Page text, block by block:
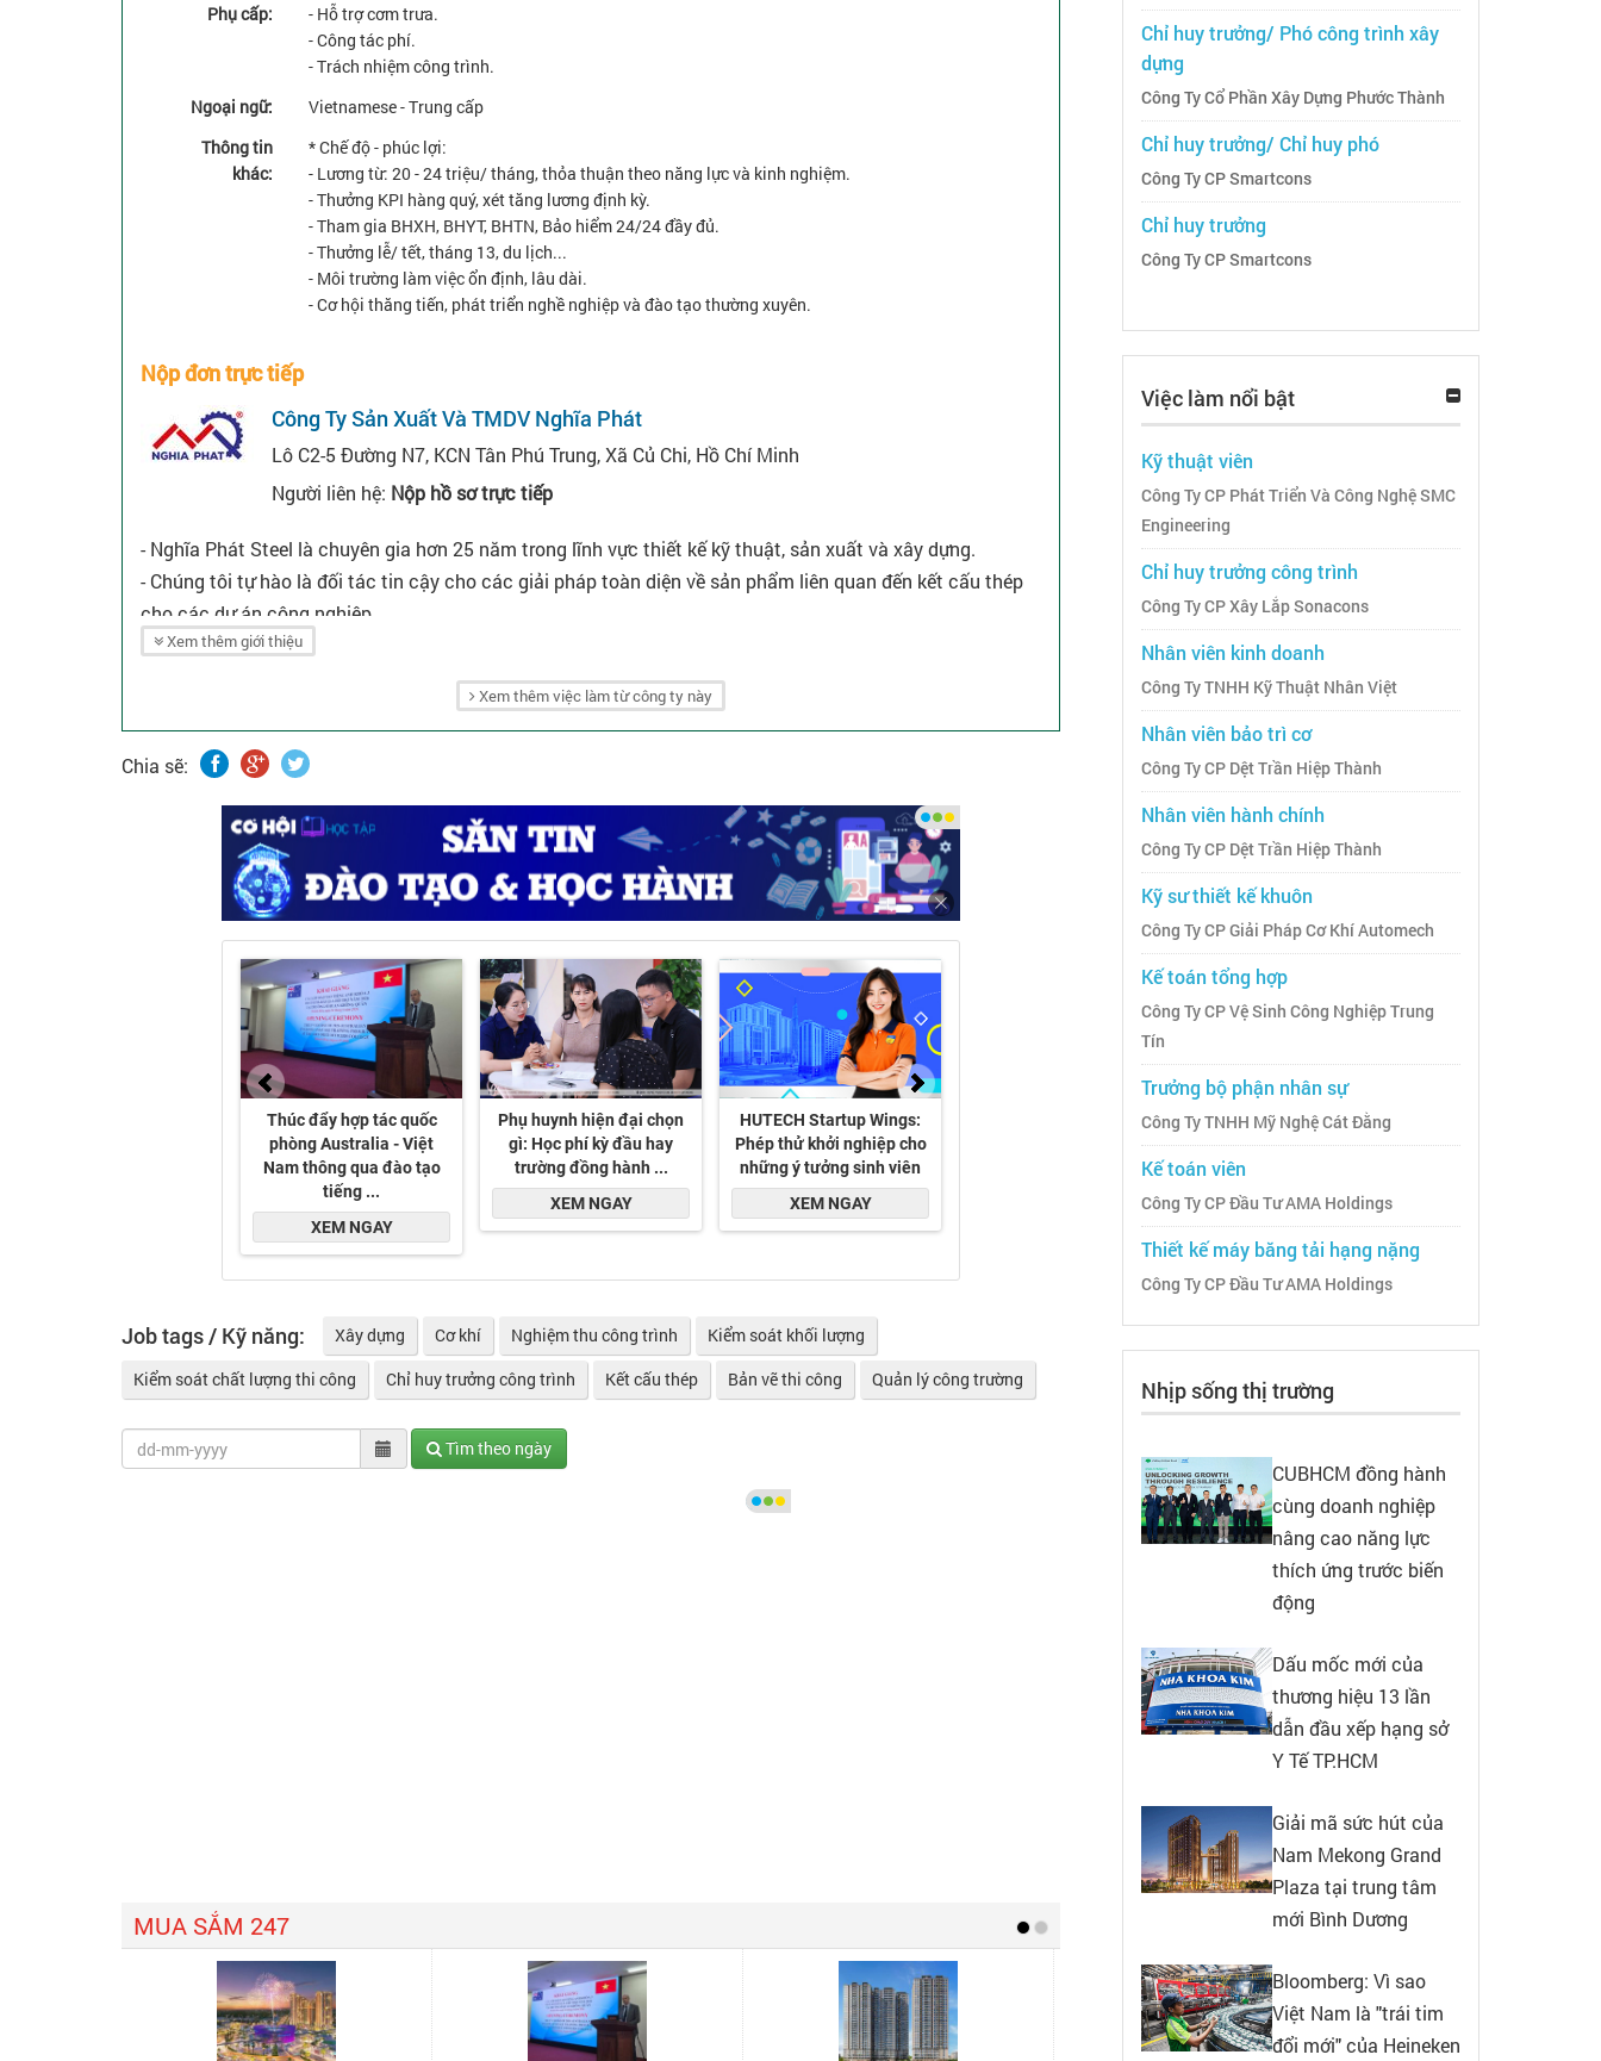
Phụ cấp:
- Hỗ trợ cơm trưa.
- Công tác phí.
- Trách nhiệm công trình.
Ngoại ngữ:
Vietnamese - Trung cấp
Thông tin
khác:
* Chế độ - phúc lợi:
- Lương từ: 20 - 24 triệu/ tháng, thỏa thuận theo năng lực và kinh nghiệm.
- Thưởng KPI hàng quý, xét tăng lương định kỳ.
- Tham gia BHXH, BHYT, BHTN, Bảo hiểm 24/24 đầy đủ.
- Thưởng lễ/ tết, tháng 13, du lịch...
- Môi trường làm việc ổn định, lâu dài.
- Cơ hội thăng tiến, phát triển nghề nghiệp và đào tạo thường xuyên.
Nộp đơn trực tiếp
Công Ty Sản Xuất Và TMDV Nghĩa Phát
Lô C2-5 Đường N7, KCN Tân Phú Trung, Xã Củ Chi, Hồ Chí Minh
Người liên hệ: Nộp hồ sơ trực tiếp
- Nghĩa Phát Steel là chuyên gia hơn 25 năm trong lĩnh vực thiết kế kỹ thuật, sản xuất và xây dựng.
- Chúng tôi tự hào là đối tác tin cậy cho các giải pháp toàn diện về sản phẩm liên quan đến kết cấu thép
cho các dự án công nghiệp.
- Sứ mệnh: Nghĩa Phát Steel đem đến giải pháp xây dựng kết cấu thép tối ưu, hiệu quả về kinh tế, cam kết
về môi trường cho các doanh nghiệp trong nhiều lĩnh vực, thỏa mãn sự tín nhiệm của khách hàng bằng
cách tạo ra giá trị cộng hưởng đến cộng đồng và xã hội.
Xem thêm giới thiệu
Xem thêm việc làm từ công ty này
Chia sẽ:
Job tags / Kỹ năng: Xây dựng Cơ khí Nghiệm thu công trình
Kiểm soát khối lượng
Kiểm soát chất lượng thi công
Chỉ huy trưởng công trình Kết cấu thép Bản vẽ thi công Quản lý công trường
Tìm theo ngày
Chỉ huy trưởng/ Phó công trình xây
dựng
Công Ty Cổ Phần Xây Dựng Phước Thành
Chỉ huy trưởng/ Chỉ huy phó
Công Ty CP Smartcons
Chỉ huy trưởng
Công Ty CP Smartcons
Việc làm nổi bật
Kỹ thuật viên
Công Ty CP Phát Triển Và Công Nghệ SMC
Engineering
Chỉ huy trưởng công trình
Công Ty CP Xây Lắp Sonacons
Nhân viên kinh doanh
Công Ty TNHH Kỹ Thuật Nhân Việt
Nhân viên bảo trì cơ
Công Ty CP Dệt Trần Hiệp Thành
Nhân viên hành chính
Công Ty CP Dệt Trần Hiệp Thành
Kỹ sư thiết kế khuôn
Công Ty CP Giải Pháp Cơ Khí Automech
Kế toán tổng hợp
Công Ty CP Vệ Sinh Công Nghiệp Trung
Tín
Trưởng bộ phận nhân sự
Công Ty TNHH Mỹ Nghệ Cát Đằng
Kế toán viên
Công Ty CP Đầu Tư AMA Holdings
Thiết kế máy băng tải hạng nặng
Công Ty CP Đầu Tư AMA Holdings
Nhịp sống thị trường
CUBHCM đồng hành
cùng doanh nghiệp
nâng cao năng lực
thích ứng trước biến
động
Dấu mốc mới của
thương hiệu 13 lần
dẫn đầu xếp hạng sở
Y Tế TP.HCM
Giải mã sức hút của
Nam Mekong Grand
Plaza tại trung tâm
mới Bình Dương
Bloomberg: Vì sao
Việt Nam là "trái tim
đổi mới" của Heineken